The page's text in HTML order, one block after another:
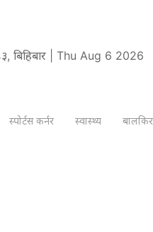
बिहिबार | Thu Aug 6 2026
स्पोर्टस कर्नर स्वास्थ्य